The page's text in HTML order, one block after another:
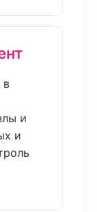
в
и
и